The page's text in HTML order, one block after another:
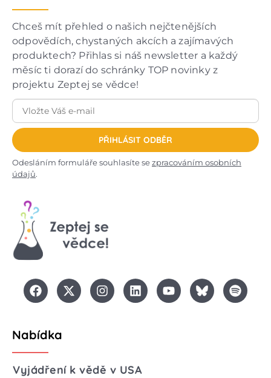
Chceš mít přehled o našich nejčtenějších
odpovědích, chystaných akcích a zajímavých
produktech? Přihlas si náš newsletter a každý
měsíc ti dorazí do schránky TOP novinky z
projektu Zeptej se vědce!
PŘIHLÁSIT ODBĚR
Odesláním formuláře souhlasíte sezpracováním osobních
údajů.
Nabídka
Vyjádření k vědě v USA